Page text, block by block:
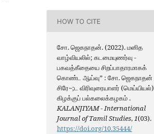
HOW TO CITE
சோ. ஜெகநாதன். (2022). மனித
வாழ்வியலில்; கடமையுணர்வு -
பகவத்கீதையை சிறப்பாதாரமாகக்
கொண்ட ஆய்வு” : சோ. ஜெகநாதன்
சிரே~;ட விரிவுரையாளர் (மெய்யியல்)
கிழக்குப் பல்கலைக்கழகம் .
KALANJIYAM - International
Journal of Tamil Studies,1(03).
https://doi.org/10.35444/